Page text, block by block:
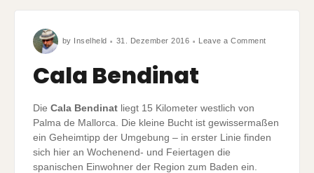
by Inselheld 31. Dezember 2016 Leave a CommentCala
Cala Bendinat
Die Cala Bendinatliegt 15 Kilometer westlich von
Palma de Mallorca. Die kleine Bucht ist gewissermaßen
ein Geheimtipp der Umgebung – in erster Linie finden
sich hier an Wochenend- und Feiertagen die
spanischen Einwohner der Region zum Baden ein.